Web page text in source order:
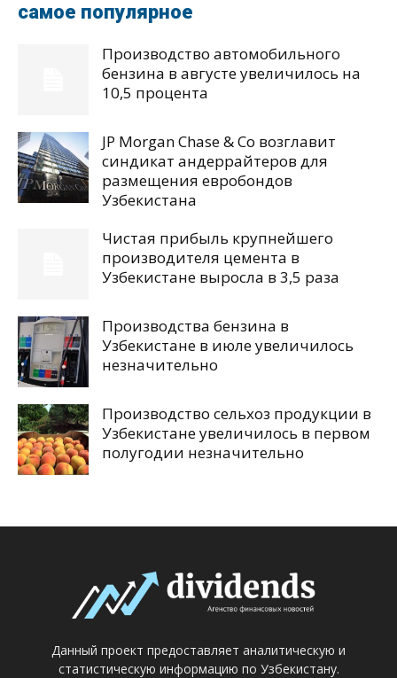
самое популярное
Производство автомобильного
бензина в августе увеличилось на
10,5 процента
JP Morgan Chase & Co возглавит
синдикат андеррайтеров для
размещения евробондов
Узбекистана
Чистая прибыль крупнейшего
производителя цемента в
Узбекистане выросла в 3,5 раза
Производства бензина в
Узбекистане в июле увеличилось
незначительно
Производство сельхоз продукции в
Узбекистане увеличилось в первом
полугодии незначительно
Данный проект предоставляет аналитическую и
статистическую информацию по Узбекистану.